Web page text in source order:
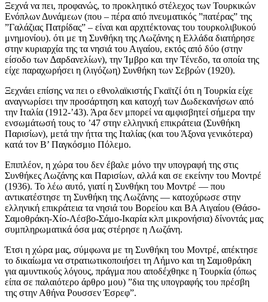
Ξεχνά να πει, προφανώς, το προκλητικό στέλεχος των Τουρκικών
Ενόπλων Δυνάμεων (που – πέρα από πνευματικός ”πατέρας” της
”Γαλάζιας Πατρίδας” – είναι και αρχιτέκτονας του τουρκολιβυκού
μνημονίου). ότι με τη Συνθήκη της Λωζάνης η Ελλάδα διατήρησε
στην κυριαρχία της τα νησιά του Αιγαίου, εκτός από δύο (στην
είσοδο των ∆αρδανελίων), την Ίμβρο και την Τένεδο, τα οποία της
είχε παραχωρήσει η (λιγόζωη) Συνθήκη των Σεβρών (1920).
Ξεχνάει επίσης να πει ο εθνολαϊκιστής Γκαϊτζί ότι η Τουρκία είχε
αναγνωρίσει την προσάρτηση και κατοχή των ∆ωδεκανήσων από
την Ιταλία (1912-’43). Άρα δεν μπορεί να αμφισβητεί σήμερα την
ενσωμάτωσή τους το ’47 στην ελληνική επικράτεια (Συνθήκη
Παρισίων), μετά την ήττα της Ιταλίας (και του Άξονα γενικότερα)
κατά τον Β’ Παγκόσμιο Πόλεμο.
Επιπλέον, η χώρα του δεν έβαλε μόνο την υπογραφή της στις
Συνθήκες Λωζάνης και Παρισίων, αλλά και σε εκείνην του Μοντρέ
(1936). Το λέω αυτό, γιατί η Συνθήκη του Μοντρέ — που
αντικατέστησε τη Συνθήκη της Λωζάνης — κατοχύρωσε στην
ελληνική επικράτεια τα νησιά του Βορείου και ΒΑ Αιγαίου (Θάσο-
Σαμοθράκη-Χίο-Λέσβο-Σάμο-Ικαρία κλπ μικρονήσια) δίνοντάς μας
συμπληρωματικά όσα μας στέρησε η Λωζάνη.
Έτσι η χώρα μας, σύμφωνα με τη Συνθήκη του Μοντρέ, απέκτησε
το δικαίωμα να στρατιωτικοποιήσει τη Λήμνο και τη Σαμοθράκη
για αμυντικούς λόγους, πράγμα που αποδέχθηκε η Τουρκία (όπως
είπα σε παλαιότερο άρθρο μου) ”δια της υπογραφής του πρέσβη
της στην Αθήνα Ρουσσεν Έσρεφ”.